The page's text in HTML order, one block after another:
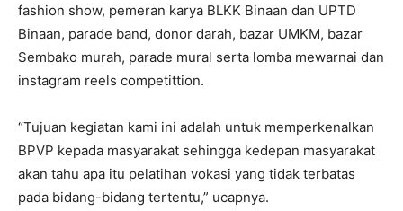
fashion show, pemeran karya BLKK Binaan dan UPTD
Binaan, parade band, donor darah, bazar UMKM, bazar
Sembako murah, parade mural serta lomba mewarnai dan
instagram reels competittion.
“Tujuan kegiatan kami ini adalah untuk memperkenalkan
BPVP kepada masyarakat sehingga kedepan masyarakat
akan tahu apa itu pelatihan vokasi yang tidak terbatas
pada bidang-bidang tertentu,” ucapnya.